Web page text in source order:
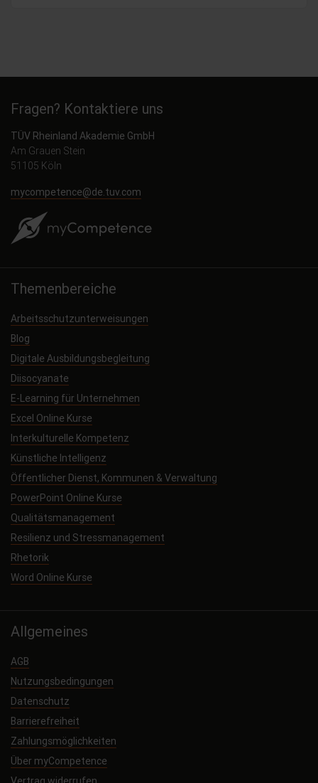
Fragen? Kontaktiere uns
TÜV Rheinland Akademie GmbH
Am Grauen Stein
51105 Köln
mycompetence@de.tuv.com
Themenbereiche
Arbeitsschutzunterweisungen
Blog
Digitale Ausbildungsbegleitung
Diisocyanate
E-Learning für Unternehmen
Excel Online Kurse
Interkulturelle Kompetenz
Künstliche Intelligenz
Öffentlicher Dienst, Kommunen & Verwaltung
PowerPoint Online Kurse
Qualitätsmanagement
Resilienz und Stressmanagement
Rhetorik
Word Online Kurse
Allgemeines
AGB
Nutzungsbedingungen
Datenschutz
Barrierefreiheit
Zahlungsmöglichkeiten
Über myCompetence